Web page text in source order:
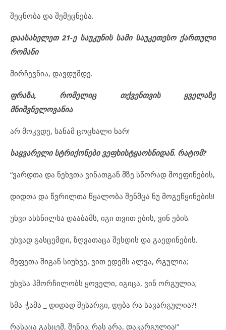
შეცნობა და შემეცნება.
დაასახელეთ 21-ე საუკუნის სამი საუკეთესო ქართული
რომანი
მირჩევნია, დავდუმდე.
ფრაზა, რომელიც თქვენთვის ყველაზე
მნიშვნელოვანია
არ მოკვდე, სანამ ცოცხალი ხარ!
საყვარელი სტრიქონები ვეფხისტყაოსნიდან. რატომ?
“ვარდთა და ნეხვთა ვინათგან მზე სწორად მოეფინების,
დიდთა და წვრილთა წყალობა შენმცა ნუ მოგეწყინების!
უხვი ახსნილსა დააბამს, იგი თვით ების, ვინ ების.
უხვად გასცემდი, ზღვათაცა შესდის და გაედინების.
მეფეთა შიგან სიუხვე, ვით ედემს ალვა, რგულია;
უხვსა ჰმორჩილობს ყოველი, იგიცა, ვინ ორგულია;
სმა-ჭამა _ დიდად შესარგი, დება რა სავარგულია?!
რასაცა გასცემ, შენია; რას არა, დაკარგულია!”